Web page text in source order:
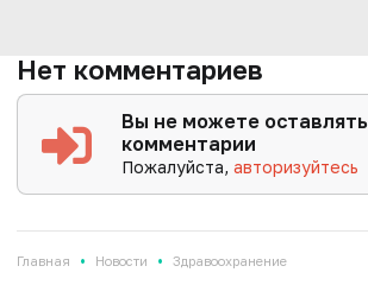
Нет комментариев
Вы не можете оставлять
комментарии
Пожалуйста,авторизуйтесь
Главная • Новости • Здравоохранение